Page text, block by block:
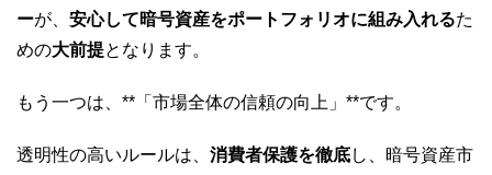
ーが、 安心して暗号資産をポートフォリオに組み入れるた
めの大前提となります。
もう一つは、**「市場全体の信頼の向上」**です。
透明性の高いルールは、 消費者保護を徹底し、暗号資産市